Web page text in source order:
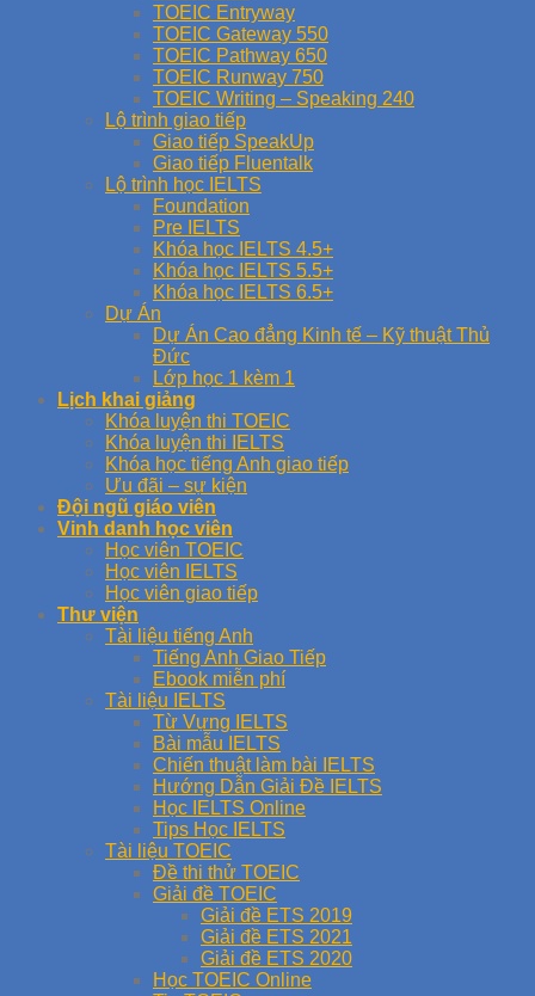
TOEIC Entryway
TOEIC Gateway 550
TOEIC Pathway 650
TOEIC Runway 750
TOEIC Writing – Speaking 240
Lộ trình giao tiếp
Giao tiếp SpeakUp
Giao tiếp Fluentalk
Lộ trình học IELTS
Foundation
Pre IELTS
Khóa học IELTS 4.5+
Khóa học IELTS 5.5+
Khóa học IELTS 6.5+
Dự Án
Dự Án Cao đẳng Kinh tế – Kỹ thuật Thủ
Đức
Lớp học 1 kèm 1
Lịch khai giảng
Khóa luyện thi TOEIC
Khóa luyện thi IELTS
Khóa học tiếng Anh giao tiếp
Ưu đãi – sự kiện
Đội ngũ giáo viên
Vinh danh học viên
Học viên TOEIC
Học viên IELTS
Học viên giao tiếp
Thư viện
Tài liệu tiếng Anh
Tiếng Anh Giao Tiếp
Ebook miễn phí
Tài liệu IELTS
Từ Vựng IELTS
Bài mẫu IELTS
Chiến thuật làm bài IELTS
Hướng Dẫn Giải Đề IELTS
Học IELTS Online
Tips Học IELTS
Tài liệu TOEIC
Đề thi thử TOEIC
Giải đề TOEIC
Giải đề ETS 2019
Giải đề ETS 2021
Giải đề ETS 2020
Học TOEIC Online